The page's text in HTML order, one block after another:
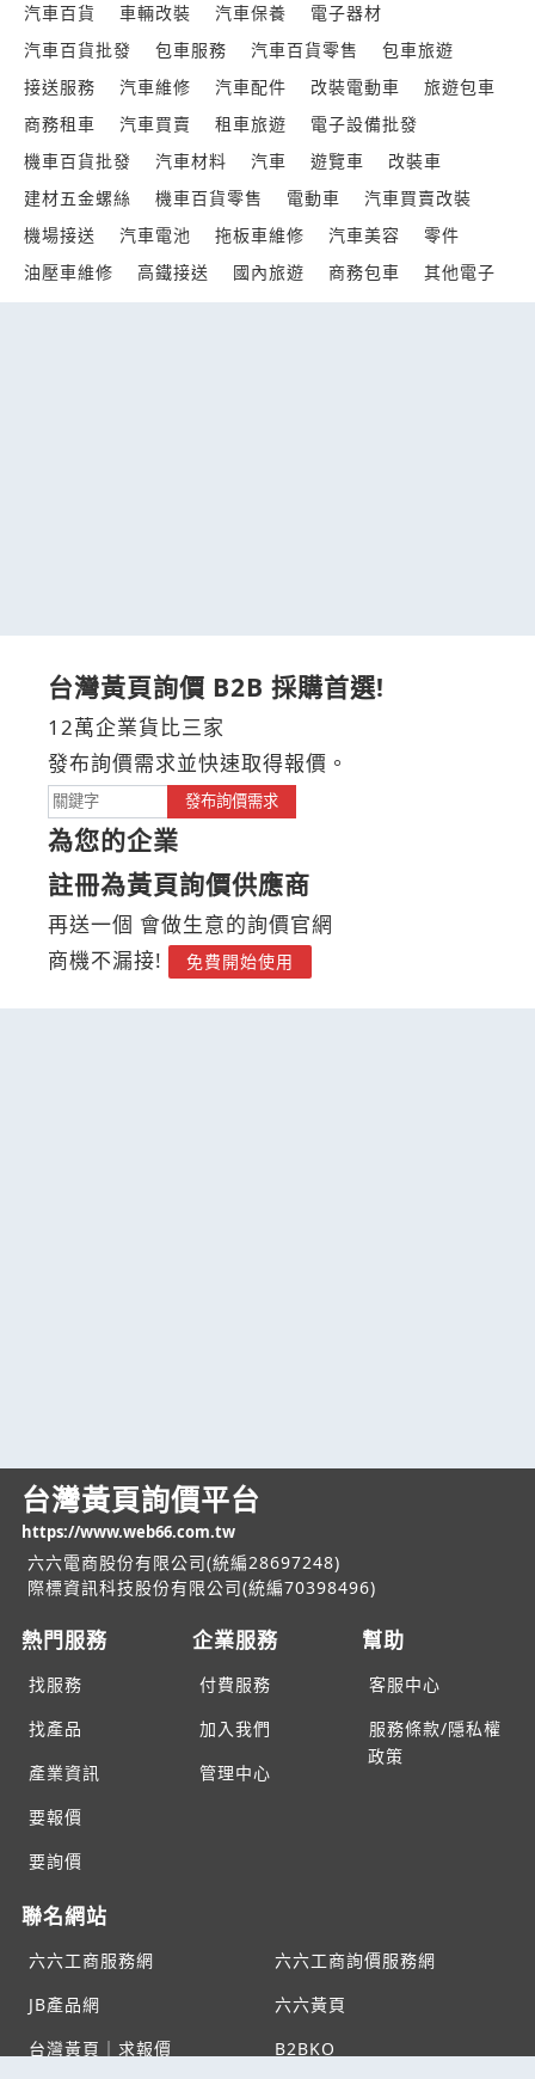
汽車百貨
車輛改裝 汽車保養
電子器材
汽車百貨批發
包車服務 汽車百貨零售
包車旅遊
接送服務
汽車維修 汽車配件 改裝電動車
旅遊包車
商務租車
汽車買賣 租車旅遊
電子設備批發
機車百貨批發
汽車材料 汽車 遊覽車
改裝車
建材五金螺絲
機車百貨零售 電動車
汽車買賣改裝
機場接送
汽車電池 拖板車維修 汽車美容
零件
油壓車維修
高鐵接送 國內旅遊 商務包車 其他電子
台灣黃頁詢價 B2B 採購首選!
12萬企業貨比三家
發布詢價需求並快速取得報價。
發布詢價需求
為您的企業
註冊為黃頁詢價供應商
再送一個 會做生意的詢價官網
商機不漏接!
免費開始使用
台灣黃頁詢價平台
https://www.web66.com.tw
六六電商股份有限公司(統編28697248)
際標資訊科技股份有限公司(統編70398496)
熱門服務
找服務
找產品
產業資訊
要報價
要詢價
企業服務
付費服務
加入我們
管理中心
幫助
客服中心
服務條款/隱私權
政策
聯名網站
六六工商服務網
六六工商詢價服務網
JB產品網
六六黃頁
台灣黃頁｜求報價
B2BKO